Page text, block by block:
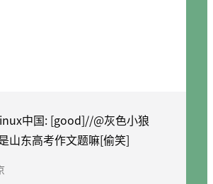
中国: [good]//@灰色小狼
山东高考作文题嘛[偷笑]